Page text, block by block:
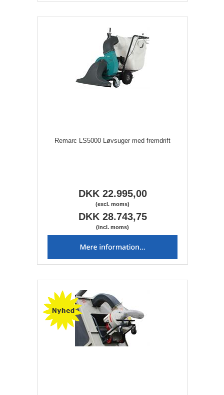
Remarc LS5000 Løvsuger med fremdrift
DKK 22.995,00
(excl. moms)
DKK 28.743,75
(incl. moms)